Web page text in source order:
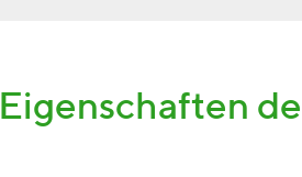
Eigenschaften